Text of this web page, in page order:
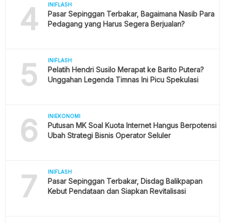
4 INIFLASH
Pasar Sepinggan Terbakar, Bagaimana Nasib Para
Pedagang yang Harus Segera Berjualan?
5 INIFLASH
Pelatih Hendri Susilo Merapat ke Barito Putera?
Unggahan Legenda Timnas Ini Picu Spekulasi
6 INIEKONOMI
Putusan MK Soal Kuota Internet Hangus Berpotensi
Ubah Strategi Bisnis Operator Seluler
7 INIFLASH
Pasar Sepinggan Terbakar, Disdag Balikpapan
Kebut Pendataan dan Siapkan Revitalisasi